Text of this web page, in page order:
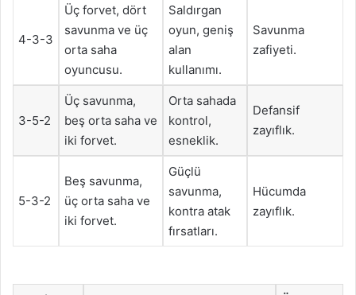
4-3-3
Üç forvet, dört
savunma ve üç
orta saha
oyuncusu.
Saldırgan
oyun, geniş
alan
kullanımı.
Savunma
zafiyeti.
3-5-2
Üç savunma,
beş orta saha ve
iki forvet.
Orta sahada
kontrol,
esneklik.
Defansif
zayıflık.
5-3-2
Beş savunma,
üç orta saha ve
iki forvet.
Güçlü
savunma,
kontra atak
fırsatları.
Hücumda
zayıflık.